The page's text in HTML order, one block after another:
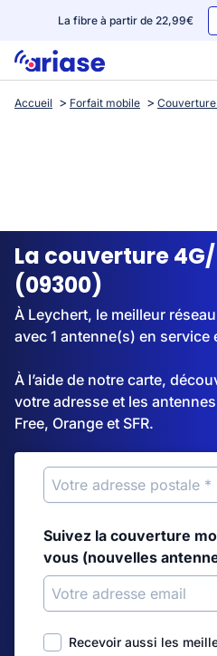
La fibre à partir de 22,99€
Box internet
Streaming
Accueil Forfait mobile Couverture
La couverture
(09300)
À Leychert, le meilleur
avec 1 antenne(s) en service
À l’aide de notre carte,
votre adresse et les
Free, Orange et SFR.
Suivez la couverture
vous (nouvelles
Recevoir aussi les